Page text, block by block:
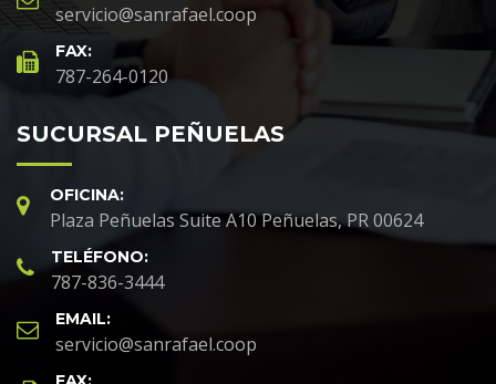
servicio@sanrafael.coop
FAX:
787-264-0120
SUCURSAL PEÑUELAS
OFICINA:
Plaza Peñuelas Suite A10 Peñuelas, PR 00624
TELÉFONO:
787-836-3444
EMAIL:
servicio@sanrafael.coop